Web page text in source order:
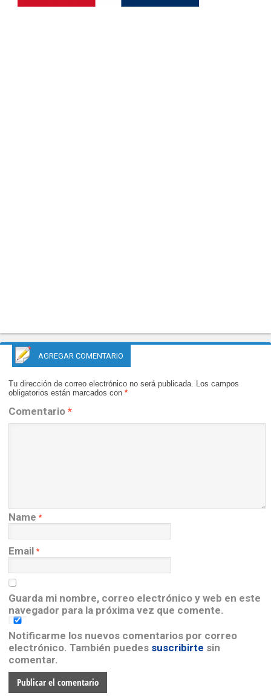
AGREGAR COMENTARIO
Tu dirección de correo electrónico no será publicada. Los campos
obligatorios están marcados con *
Comentario *
Name *
Email *
Guarda mi nombre, correo electrónico y web en este
navegador para la próxima vez que comente.
Notificarme los nuevos comentarios por correo
electrónico. También puedes suscribirte sin
comentar.